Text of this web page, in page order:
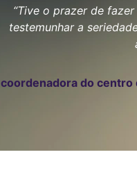
“Tive o prazer de
testemunhar a
coordenadora do centro